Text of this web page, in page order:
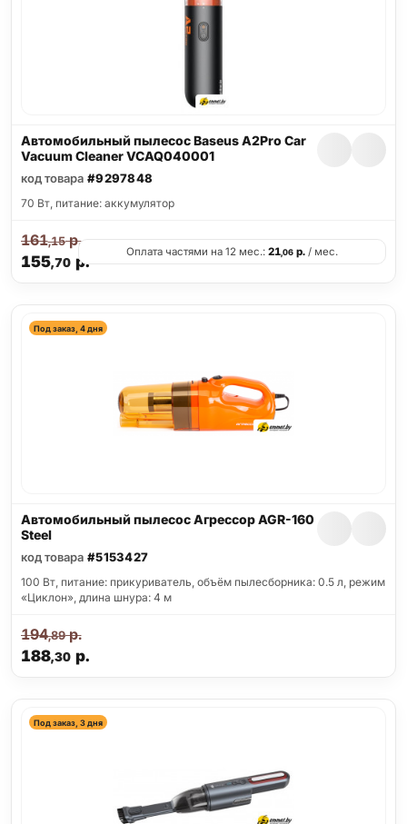
Автомобильный пылесос Baseus A2Pro Car
Vacuum Cleaner VCAQ040001
код товара #9297848
70 Вт, питание: аккумулятор
155,70р.
161,15р.
Оплата частями на 12 мес.: 21,06 р. / мес.
Под заказ, 4 дня
Автомобильный пылесос Агрессор AGR-160
Steel
код товара #5153427
100 Вт, питание: прикуриватель, объём пылесборника: 0.5 л, режим
«Циклон», длина шнура: 4 м
188,30р.
194,89р.
Под заказ, 3 дня